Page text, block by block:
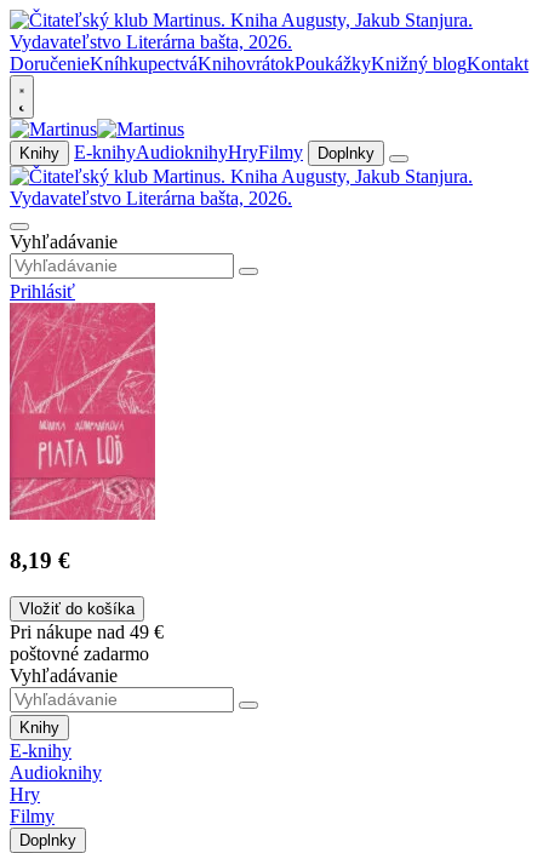
DoručenieKníhkupectváKnihovrátokPoukážkyKnižný blogKontakt
Knihy E-knihyAudioknihyHryFilmy Doplnky
Vyhľadávanie
Prihlásiť
8,19 €
Vložiť do košíka
Pri nákupe nad 49 €
poštovné zadarmo
Vyhľadávanie
Knihy
E-knihy
Audioknihy
Hry
Filmy
Doplnky